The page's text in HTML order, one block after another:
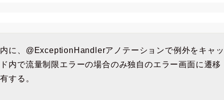
に、@ExceptionHandlerアノテーションで例外をキャッ
内で流量制限エラーの場合のみ独自のエラー画面に遷移
する。